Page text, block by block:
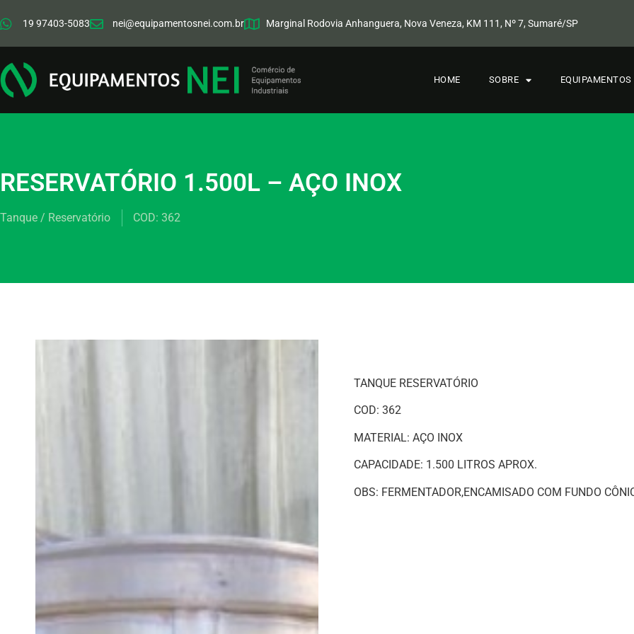
19 97403-5083 nei@equipamentosnei.com.br Marginal Rodovia Anhanguera, Nova Veneza, KM 111, Nº 7, Sumaré/SP
HOME SOBRE
RESERVATÓRIO 1.500L – AÇO INOX
Tanque / Reservatório COD: 362
TANQUE RESERVATÓRIO
COD: 362
MATERIAL: AÇO INOX
CAPACIDADE: 1.500 LITROS APROX.
OBS: FERMENTADOR,ENCAMISADO COM FUNDO